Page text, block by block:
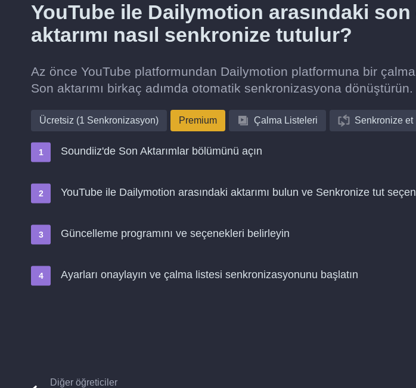
YouTube ile Dailymotion arasındaki
aktarımı nasıl senkronize tutulur?
Az önce YouTube platformundan Dailymotion platformuna bir çalma
Son aktarımı birkaç adımda otomatik senkronizasyona dönüştürün.
Ücretsiz (1 Senkronizasyon) Premium Çalma Listeleri Senkronize et
Soundiiz'de Son Aktarımlar bölümünü açın
YouTube ile Dailymotion arasındaki aktarımı bulun ve Senkronize tut
Güncelleme programını ve seçenekleri belirleyin
Ayarları onaylayın ve çalma listesi senkronizasyonunu başlatın
Diğer öğreticiler